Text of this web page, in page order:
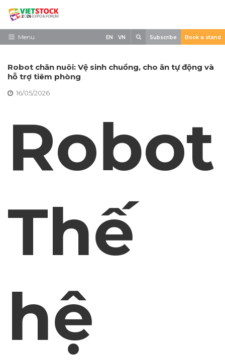
Skip
contentMenu
Về triển lãm
Trưng Bày
Tin tức
EN VN Subscribe Book a stand
Robot chăn nuôi: Vệ sinh chuồng, cho ăn tự động và
hỗ trợ tiêm phòng
16/05/2026
Robot
Thế
hệ